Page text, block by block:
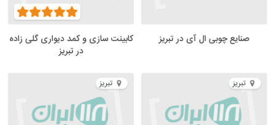
صنایع چوبی ال آی در تبریز
کابینت سازی و کمد دیواری گلی زاده
در تبریز
تبریز تبریز